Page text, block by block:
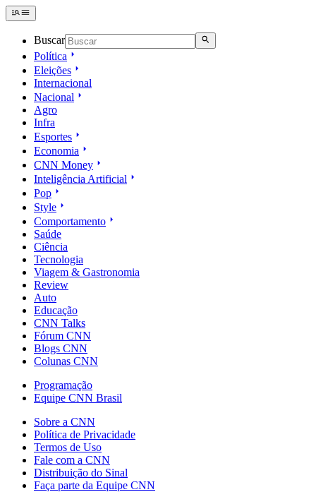
Buscar
Política
Eleições
Internacional
Nacional
Agro
Infra
Esportes
Economia
CNN Money
Inteligência Artificial
Pop
Style
Comportamento
Saúde
Ciência
Tecnologia
Viagem & Gastronomia
Review
Auto
Educação
CNN Talks
Fórum CNN
Blogs CNN
Colunas CNN
Programação
Equipe CNN Brasil
Sobre a CNN
Política de Privacidade
Termos de Uso
Fale com a CNN
Distribuição do Sinal
Faça parte da Equipe CNN